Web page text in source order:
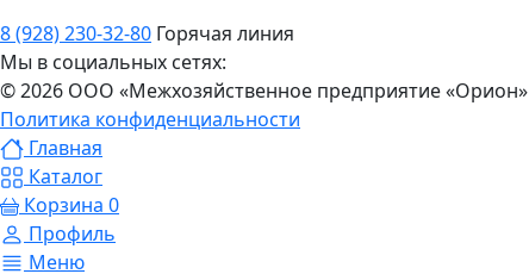
8 (928) 230-32-80 Горячая линия
Мы в социальных сетях:
© 2026 ООО «Межхозяйственное предприятие «Орион»
Политика конфиденциальности
Главная
Каталог
Корзина 0
Профиль
Меню